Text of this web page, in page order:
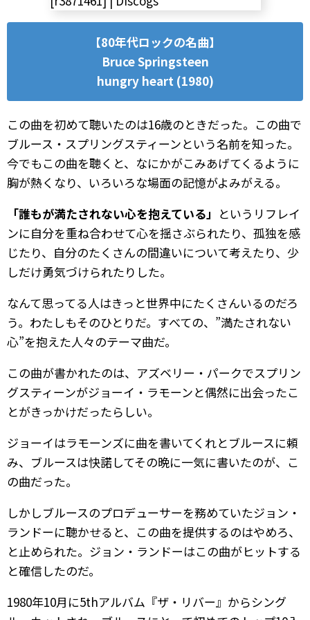
【80年代ロックの名曲】
Bruce Springsteen
hungry heart (1980)
この曲を初めて聴いたのは16歳のときだった。この曲で
ブルース・スプリングスティーンという名前を知った。
今でもこの曲を聴くと、なにかがこみあげてくるように
胸が熱くなり、いろいろな場面の記憶がよみがえる。
「誰もが満たされない心を抱えている」 というリフレイ
ンに自分を重ね合わせて心を揺さぶられたり、孤独を感
じたり、自分のたくさんの間違いについて考えたり、少
しだけ勇気づけられたりした。
なんて思ってる人はきっと世界中にたくさんいるのだろ
う。わたしもそのひとりだ。すべての、”満たされない
心”を抱えた人々のテーマ曲だ。
この曲が書かれたのは、アズベリー・パークでスプリン
グスティーンがジョーイ・ラモーンと偶然に出会ったこ
とがきっかけだったらしい。
ジョーイはラモーンズに曲を書いてくれとブルースに頼
み、ブルースは快諾してその晩に一気に書いたのが、こ
の曲だった。
しかしブルースのプロデューサーを務めていたジョン・
ランドーに聴かせると、この曲を提供するのはやめろ、
と止められた。ジョン・ランドーはこの曲がヒットする
と確信したのだ。
1980年10月に5thアルバム『ザ・リバー』からシング